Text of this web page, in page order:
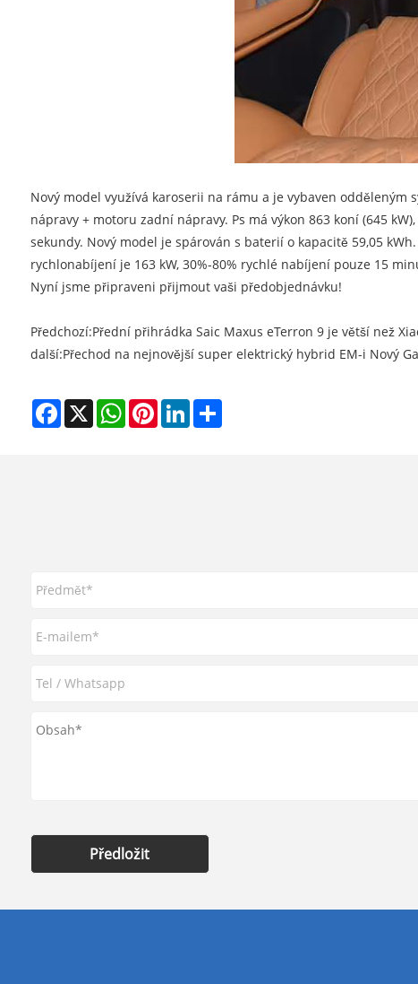
Nový model využívá karoserii na rámu a je vybaven
nápravy + motoru zadní nápravy. Ps má výkon 863 koní (645
sekundy. Nový model je spárován s baterií o kapacitě 59,05
rychlonabíjení je 163 kW, 30%-80% rychlé nabíjení pouze 15
Nyní jsme připraveni přijmout vaši předobjednávku!
Předchozí:Přední přihrádka Saic Maxus eTerron 9 je větší než
další:Přechod na nejnovější super elektrický hybrid EM-i Nový
Facebook
X WhatsAppPinterestLinkedInShare
Předložit